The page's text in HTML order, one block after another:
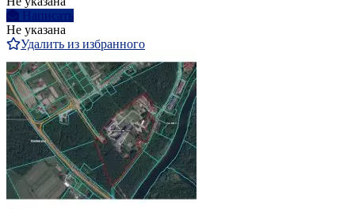
Написать
Не указана
Удалить из избранного